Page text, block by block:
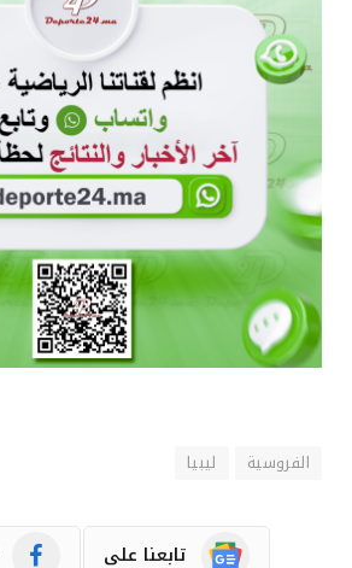
الفروسية ليبيا
تابعنا على